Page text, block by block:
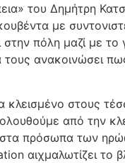
του Δηµήτρη
µε
στην πόλη µαζί µε
ανακοινώσει
κλεισµένο στους
από την
πρόσωπα των
αιχµαλωτίζει